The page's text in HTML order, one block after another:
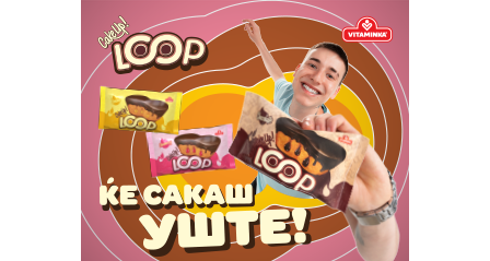
Praesent euismod ac
Ut mollis pellentesque tortor
Nullam eu erat condimentum
Donec quis est ac felis
Orci varius natoque dolor
Pro